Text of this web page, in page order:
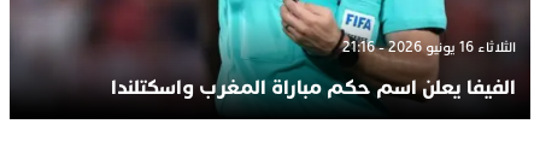
الثلاثاء 16 يونيو 2026 - 21:16
الفيفا يعلن اسم حكم مباراة المغرب واسكتلندا